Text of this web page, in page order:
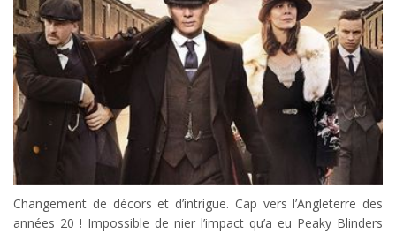
Changement de décors et d’intrigue. Cap vers l’Angleterre des
années 20 ! Impossible de nier l’impact qu’a eu Peaky Blinders